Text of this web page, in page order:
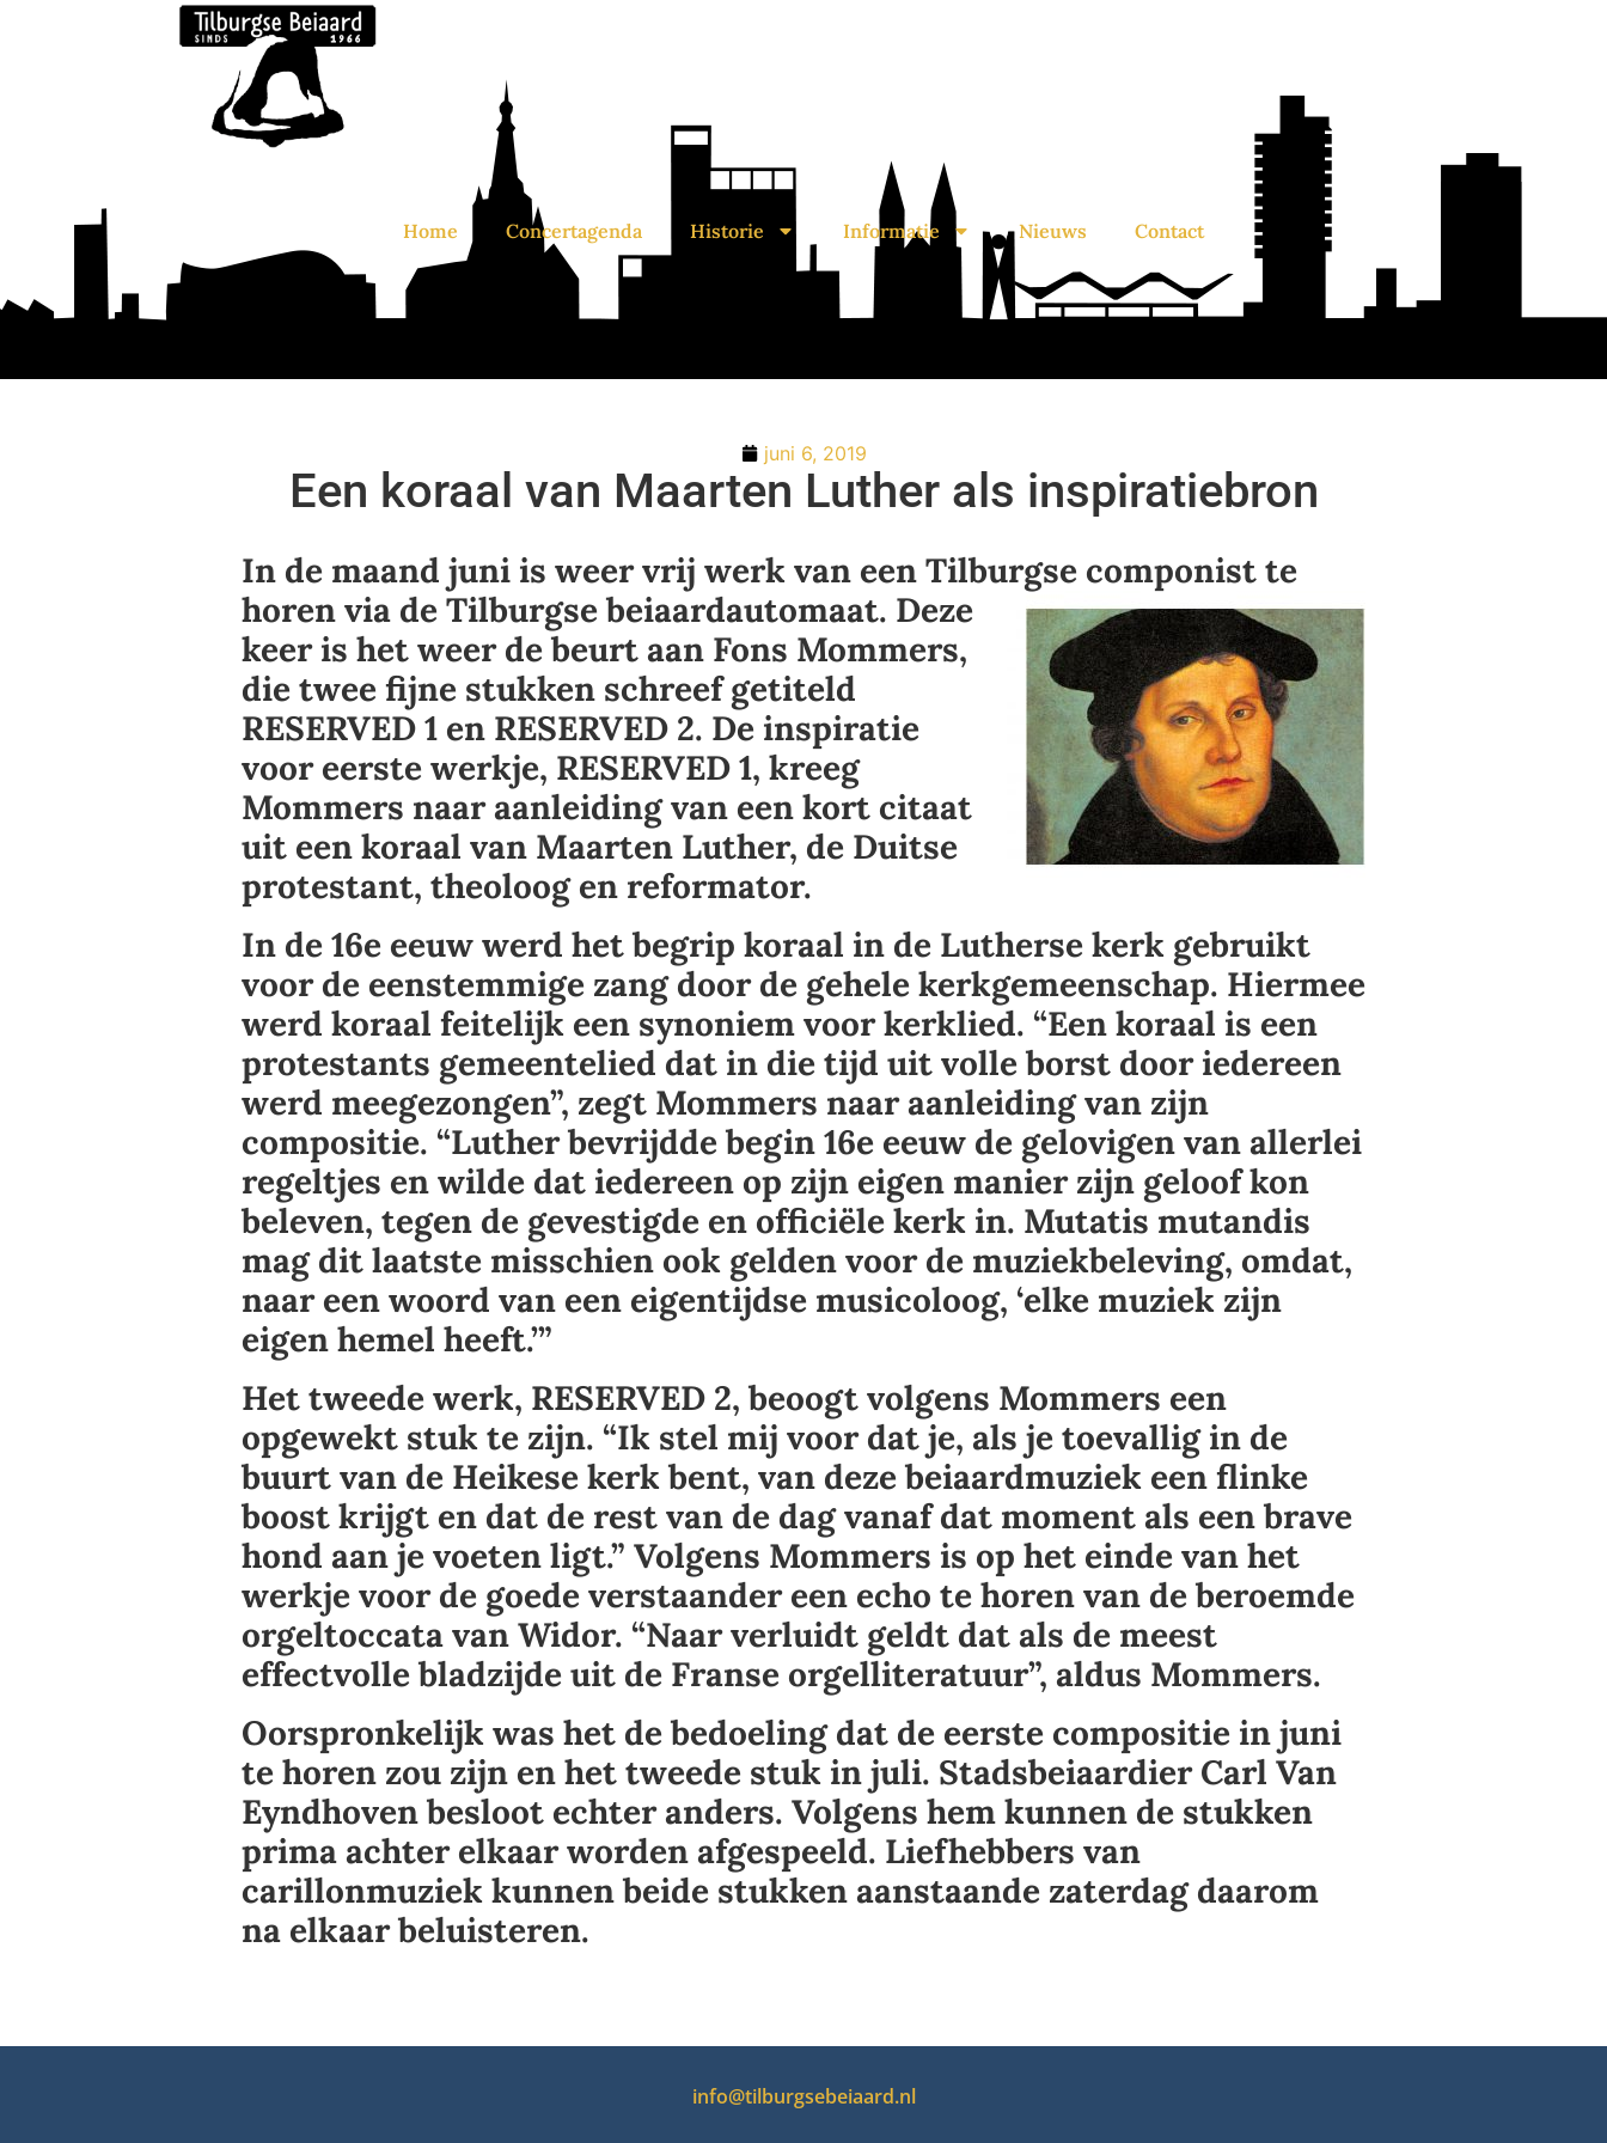
Home Concertagenda Historie Informatie Nieuws Contact
juni 6, 2019
Een koraal van Maarten Luther als inspiratiebron
In de maand juni is weer vrij werk van een Tilburgse componist te
horen via de Tilburgse beiaardautomaat. Deze
keer is het weer de beurt aan Fons Mommers,
die twee fijne stukken schreef getiteld
RESERVED 1 en RESERVED 2. De inspiratie
voor eerste werkje, RESERVED 1, kreeg
Mommers naar aanleiding van een kort citaat
uit een koraal van Maarten Luther, de Duitse
protestant, theoloog en reformator.
In de 16e eeuw werd het begrip koraal in de Lutherse kerk gebruikt
voor de eenstemmige zang door de gehele kerkgemeenschap. Hiermee
werd koraal feitelijk een synoniem voor kerklied. “Een koraal is een
protestants gemeentelied dat in die tijd uit volle borst door iedereen
werd meegezongen”, zegt Mommers naar aanleiding van zijn
compositie. “Luther bevrijdde begin 16e eeuw de gelovigen van allerlei
regeltjes en wilde dat iedereen op zijn eigen manier zijn geloof kon
beleven, tegen de gevestigde en officiële kerk in. Mutatis mutandis
mag dit laatste misschien ook gelden voor de muziekbeleving, omdat,
naar een woord van een eigentijdse musicoloog, ‘elke muziek zijn
eigen hemel heeft.’”
Het tweede werk, RESERVED 2, beoogt volgens Mommers een
opgewekt stuk te zijn. “Ik stel mij voor dat je, als je toevallig in de
buurt van de Heikese kerk bent, van deze beiaardmuziek een flinke
boost krijgt en dat de rest van de dag vanaf dat moment als een brave
hond aan je voeten ligt.” Volgens Mommers is op het einde van het
werkje voor de goede verstaander een echo te horen van de beroemde
orgeltoccata van Widor. “Naar verluidt geldt dat als de meest
effectvolle bladzijde uit de Franse orgelliteratuur”, aldus Mommers.
Oorspronkelijk was het de bedoeling dat de eerste compositie in juni
te horen zou zijn en het tweede stuk in juli. Stadsbeiaardier Carl Van
Eyndhoven besloot echter anders. Volgens hem kunnen de stukken
prima achter elkaar worden afgespeeld. Liefhebbers van
carillonmuziek kunnen beide stukken aanstaande zaterdag daarom
na elkaar beluisteren.
info@tilburgsebeiaard.nl